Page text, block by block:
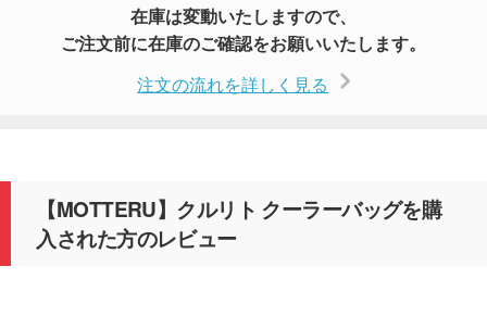
在庫は変動いたしますので、
ご注文前に在庫のご確認をお願いいたします。
注文の流れを詳しく見る
【MOTTERU】クルリト クーラーバッグを購
入された方のレビュー